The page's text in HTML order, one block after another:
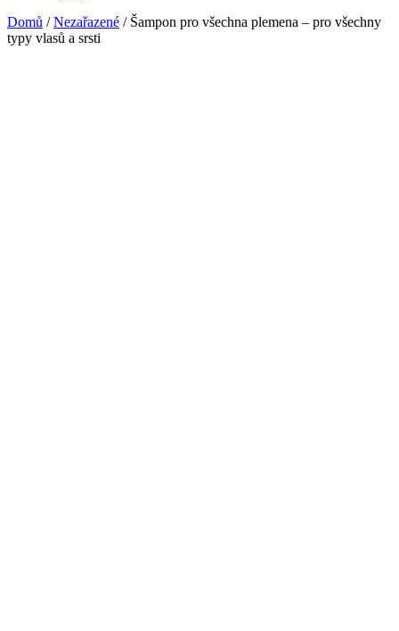
Domů /Nezařazené / Šampon pro všechna plemena – pro všechny
typy vlasů a srsti